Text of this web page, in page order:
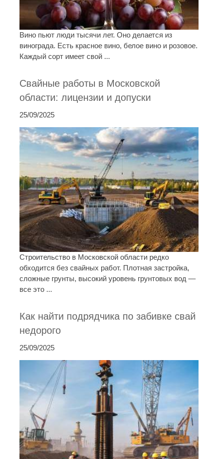
Вино пьют люди тысячи лет. Оно делается из
винограда. Есть красное вино, белое вино и розовое.
Каждый сорт имеет свой ...
Свайные работы в Московской
области: лицензии и допуски
25/09/2025
Строительство в Московской области редко
обходится без свайных работ. Плотная застройка,
сложные грунты, высокий уровень грунтовых вод —
все это ...
Как найти подрядчика по забивке свай
недорого
25/09/2025